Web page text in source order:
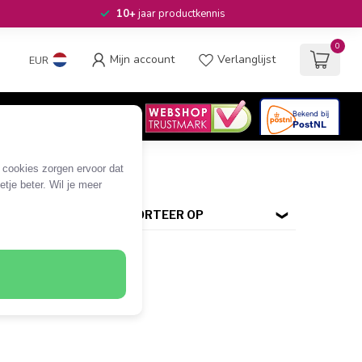
zorgen ervoor dat
beter. Wil je meer
10+jaar productkennis
EUR Mijn account Verlanglijst
0
SORTEER OP